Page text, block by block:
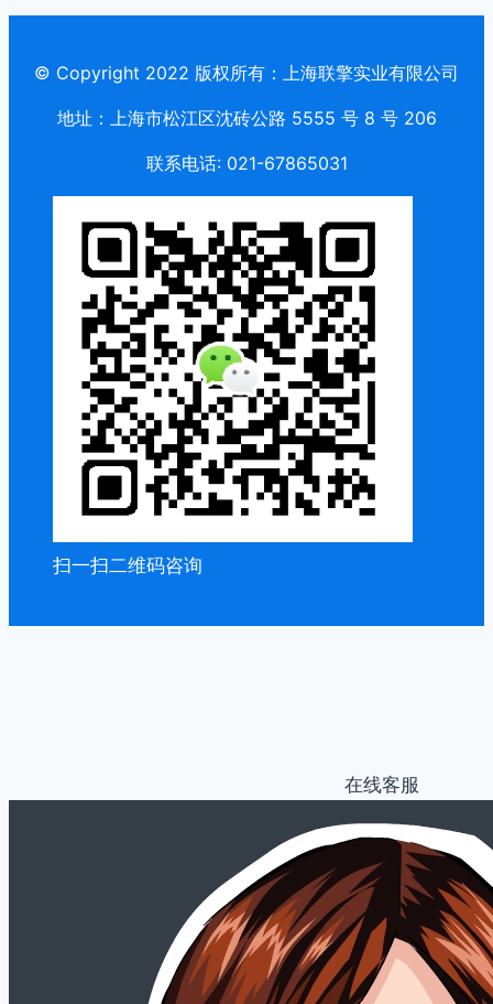
© Copyright 2022 版权所有：上海联擎实业有限公司
地址：上海市松江区沈砖公路 5555 号 8 号 206
联系电话: 021-67865031
扫一扫二维码咨询
在线客服